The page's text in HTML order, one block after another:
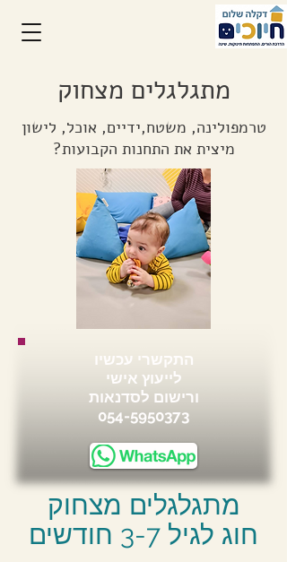
מתגלגלים מצחוק
טרמפולינה, משטח,ידיים, אוכל, לישון
מיצית את התחנות הקבועות?
התקשרי עכשיו
לייעוץ אישי
ורישום לסדנאות
054-5950373
מתגלגלים מצחוק
חוג לגיל 3-7 חודשים